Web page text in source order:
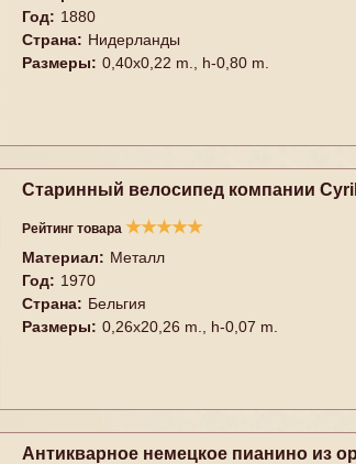
Год: 1880
Страна: Нидерланды
Размеры: 0,40x0,22 m., h-0,80 m.
Старинный велосипед компании
Рейтинг товара ★★★★★
Материал: Металл
Год: 1970
Страна: Бельгия
Размеры: 0,26x20,26 m., h-0,07 m.
Антикварное немецкое пианино из